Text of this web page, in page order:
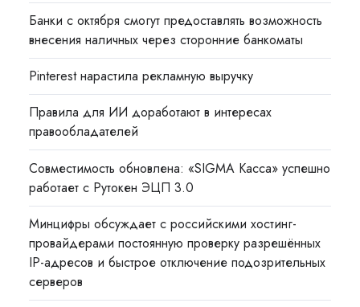
Банки с октября смогут предоставлять возможность
внесения наличных через сторонние банкоматы
Pinterest нарастила рекламную выручку
Правила для ИИ доработают в интересах
правообладателей
Совместимость обновлена: «SIGMA Касса» успешно
работает с Рутокен ЭЦП 3.0
Минцифры обсуждает с российскими хостинг-
провайдерами постоянную проверку разрешённых
IP-адресов и быстрое отключение подозрительных
серверов